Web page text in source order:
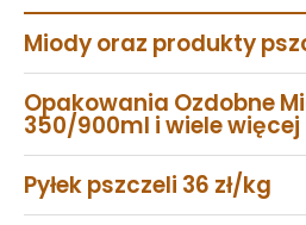
Miody oraz produkty
Opakowania Ozdobne
350/900ml i wiele więcej
Pyłek pszczeli 36 zł/kg